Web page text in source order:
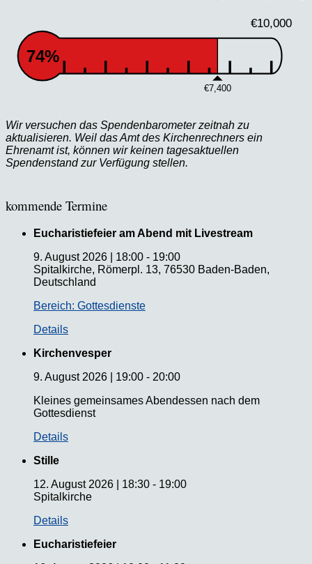
€10,000
€7,400
74%
Wir versuchen das Spendenbarometer zeitnah zu
aktualisieren. Weil das Amt des Kirchenrechners ein
Ehrenamt ist, können wir keinen tagesaktuellen
Spendenstand zur Verfügung stellen.
kommende Termine
Eucharistiefeier am Abend mit Livestream
9. August 2026
18:00 - 19:00
Spitalkirche, Römerpl. 13, 76530 Baden-Baden,
Deutschland
Bereich: Gottesdienste
Details
Kirchenvesper
9. August 2026
19:00 - 20:00
Kleines gemeinsames Abendessen nach dem
Gottesdienst
Details
Stille
12. August 2026
18:30 - 19:00
Spitalkirche
Details
Eucharistiefeier